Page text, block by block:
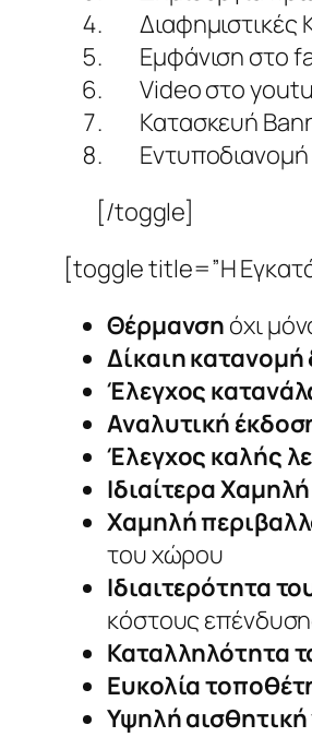
Διαφημιστικές
Εμφάνιση στο
Video στο
Κατασκευή
Εντυποδιανομή
[/toggle]
[toggle title=”Η
Θέρμανση όχι
Δίκαιη
Έλεγχος
Αναλυτική
Έλεγχος καλής
Ιδιαίτερα
Χαμηλή
του χώρου
Ιδιαιτερότητα
κόστους
Καταλληλότητα
Ευκολία
Υψηλή αισθητική